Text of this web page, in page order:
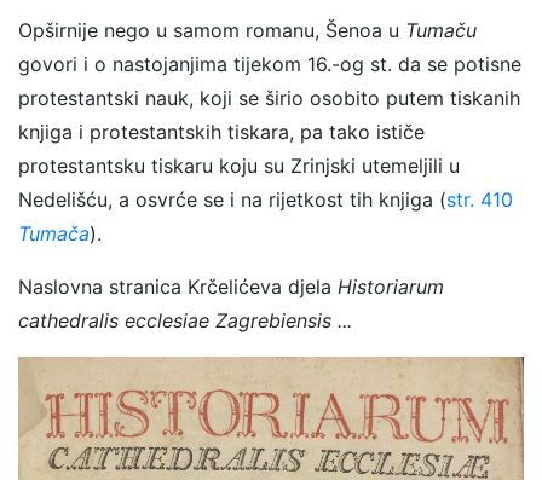
Opširnije nego u samom romanu, Šenoa u Tumaču
govori i o nastojanjima tijekom 16.-og st. da se potisne
protestantski nauk, koji se širio osobito putem tiskanih
knjiga i protestantskih tiskara, pa tako ističe
protestantsku tiskaru koju su Zrinjski utemeljili u
Nedelišću, a osvrće se i na rijetkost tih knjiga (str. 410
Tumača).
Naslovna stranica Krčelićeva djela Historiarum
cathedralis ecclesiae Zagrebiensis ...